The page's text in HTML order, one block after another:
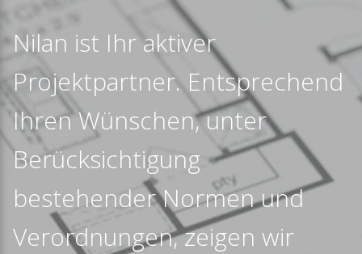
Nilan ist Ihr aktiver
Projektpartner. Entsprechend
Ihren Wünschen, unter
Berücksichtigung
bestehender Normen und
Verordnungen, zeigen wir